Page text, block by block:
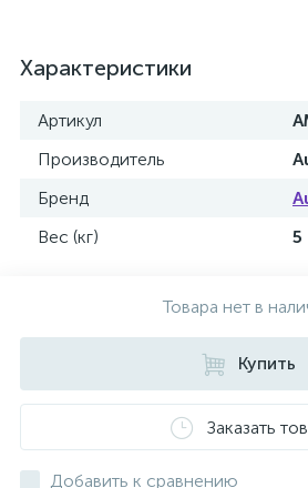
Характеристики
Артикул
Производитель
Бренд
Вес (кг)
5
Товара нет в
Купить
Заказать
Добавить к сравнению